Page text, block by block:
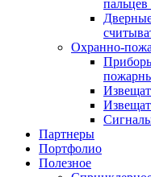
Охранно-
Партнеры
Портфолио
Полезное